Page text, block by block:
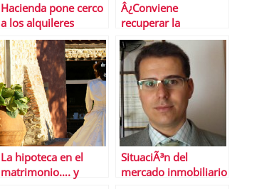
Hacienda pone cerco
a los alquileres
ilegales
Â¿Conviene
recuperar la
deducciÃ³n por
vivienda?
La hipoteca en el
matrimonio…. y
SituaciÃ³n del
mercado inmobiliario